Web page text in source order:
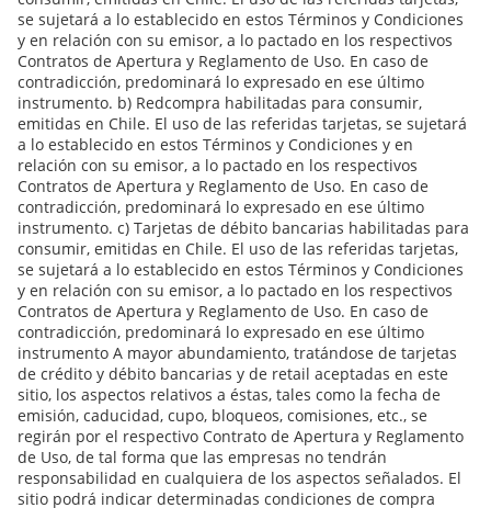
se sujetará a lo establecido en estos Términos y Condiciones
y en relación con su emisor, a lo pactado en los respectivos
Contratos de Apertura y Reglamento de Uso. En caso de
contradicción, predominará lo expresado en ese último
instrumento. b) Redcompra habilitadas para consumir,
emitidas en Chile. El uso de las referidas tarjetas, se sujetará
a lo establecido en estos Términos y Condiciones y en
relación con su emisor, a lo pactado en los respectivos
Contratos de Apertura y Reglamento de Uso. En caso de
contradicción, predominará lo expresado en ese último
instrumento. c) Tarjetas de débito bancarias habilitadas para
consumir, emitidas en Chile. El uso de las referidas tarjetas,
se sujetará a lo establecido en estos Términos y Condiciones
y en relación con su emisor, a lo pactado en los respectivos
Contratos de Apertura y Reglamento de Uso. En caso de
contradicción, predominará lo expresado en ese último
instrumento A mayor abundamiento, tratándose de tarjetas
de crédito y débito bancarias y de retail aceptadas en este
sitio, los aspectos relativos a éstas, tales como la fecha de
emisión, caducidad, cupo, bloqueos, comisiones, etc., se
regirán por el respectivo Contrato de Apertura y Reglamento
de Uso, de tal forma que las empresas no tendrán
responsabilidad en cualquiera de los aspectos señalados. El
sitio podrá indicar determinadas condiciones de compra